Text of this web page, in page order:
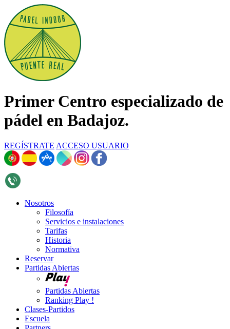
Primer Centro especializado de
pádel en Badajoz.
REGÍSTRATE ACCESO USUARIO
Nosotros
Filosofía
Servicios e instalaciones
Tarifas
Historia
Normativa
Reservar
Partidas Abiertas
Partidas Abiertas
Ranking Play !
Clases-Partidos
Escuela